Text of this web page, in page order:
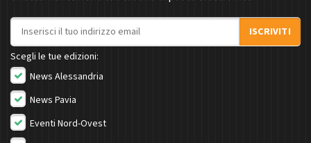
Indirizzo email
ISCRIVITI
Scegli le tue edizioni:
News Alessandria
News Pavia
Eventi Nord-Ovest